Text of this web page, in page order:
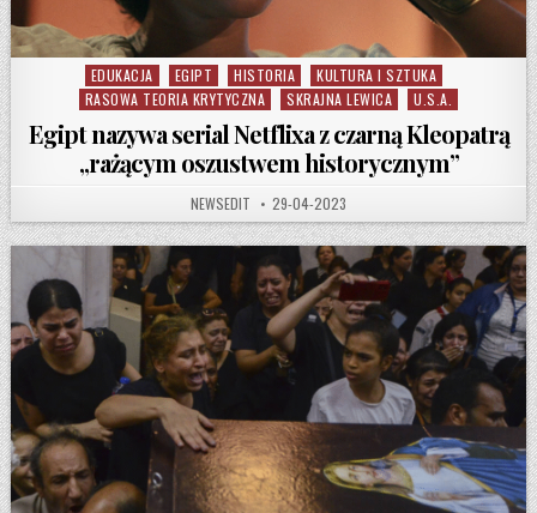
Posted in
EDUKACJA EGIPT HISTORIA
KULTURA I SZTUKA
RASOWA TEORIA KRYTYCZNA
SKRAJNA LEWICA U.S.A.
Egipt nazywa serial Netflixa z czarną Kleopatrą
„rażącym oszustwem historycznym”
AUTHOR:
NEWSEDIT PUBLISHED DATE:
29-04-2023